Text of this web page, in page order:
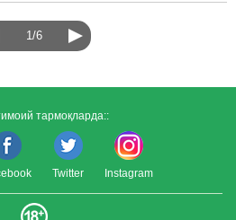
1/6
тармоқларда::
Twitter Instagram